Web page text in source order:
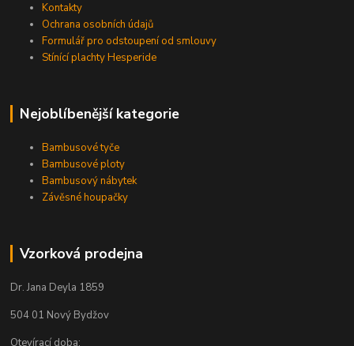
Kontakty
Ochrana osobních údajů
Formulář pro odstoupení od smlouvy
Stínící plachty Hesperide
Nejoblíbenější kategorie
Bambusové tyče
Bambusové ploty
Bambusový nábytek
Závěsné houpačky
Vzorková prodejna
Dr. Jana Deyla 1859
504 01 Nový Bydžov
Otevírací doba: